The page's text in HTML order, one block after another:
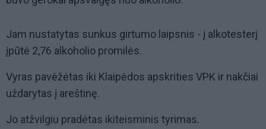
Jam nustatytas sunkus girtumo laipsnis - į alkotesterį
įpūtė 2,76 alkoholio promilės.
Vyras pavėžėtas iki Klaipėdos apskrities VPK ir nakčiai
uždarytas į areštinę.
Jo atžvilgiu pradėtas ikiteisminis tyrimas.